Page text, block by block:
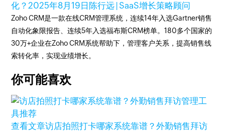
化？2025年8月19日 陈行远 | SaaS增长策略顾问
Zoho CRM是一款在线CRM管理系统，连续14年入选Gartner销售
自动化象限报告、连续5年入选福布斯CRM榜单。180多个国家的
30万+企业在Zoho CRM系统帮助下，管理客户关系，提高销售线
索转化率，实现业绩增长。
你可能喜欢
查看文章访店拍照打卡哪家系统靠谱？外勤销售拜访